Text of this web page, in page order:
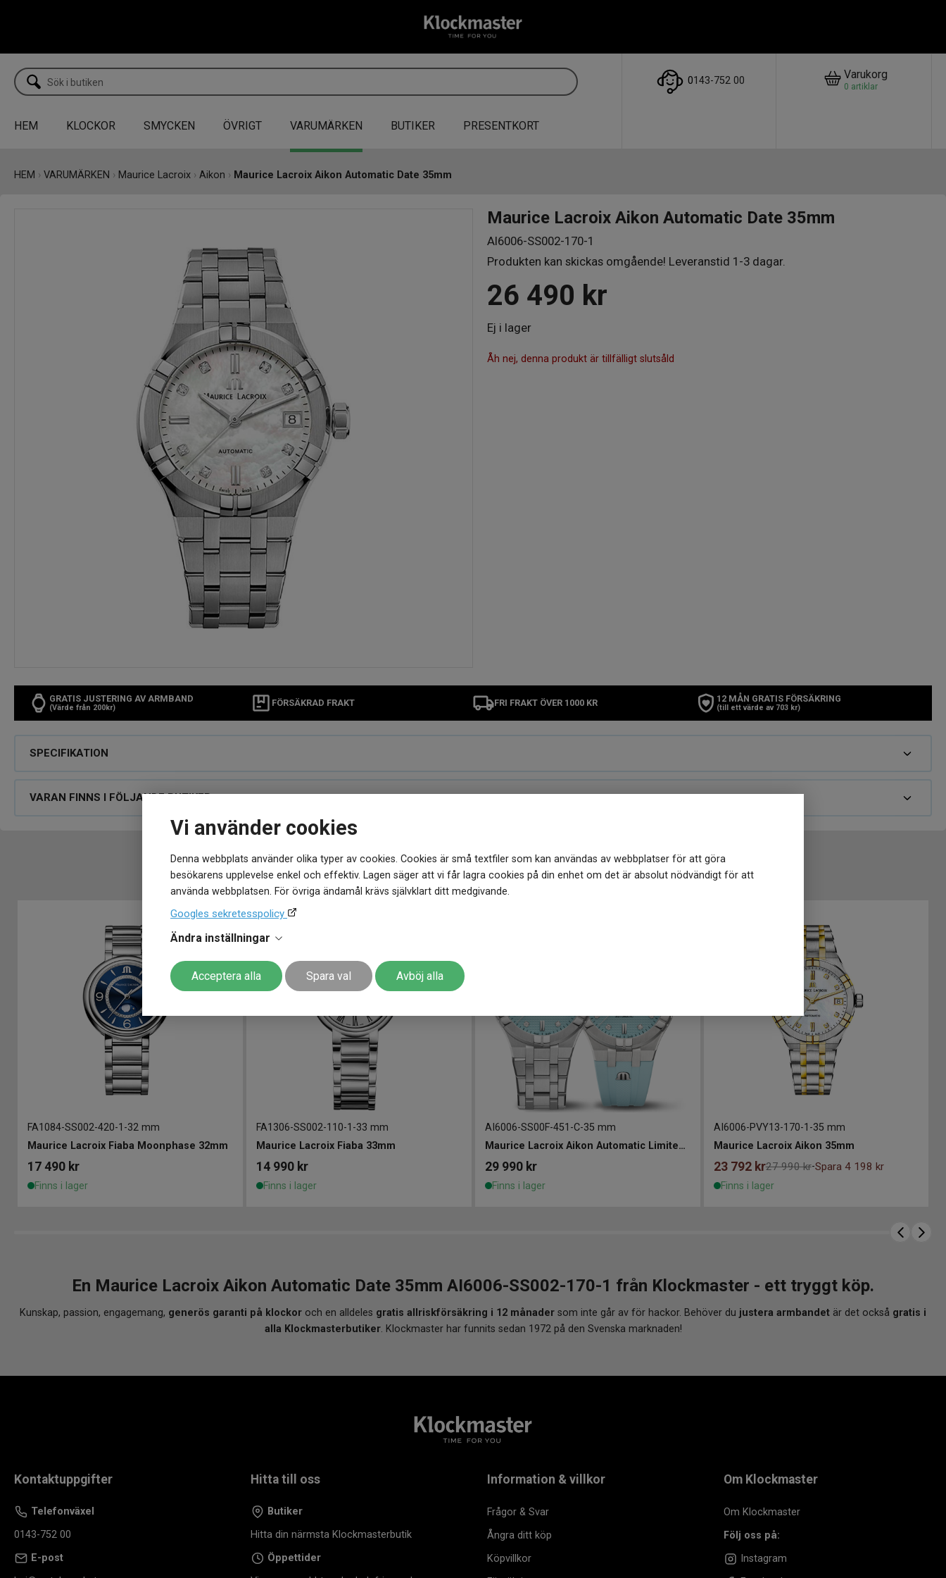
Vi använder cookies
Denna webbplats använder olika typer av cookies. Cookies är små textfiler som kan användas av webbplatser för att göra
besökarens upplevelse enkel och effektiv. Lagen säger att vi får lagra cookies på din enhet om det är absolut nödvändigt för att
använda webbplatsen. För övriga ändamål krävs självklart ditt medgivande.
Googles sekretesspolicy
Ändra inställningar
Acceptera alla Spara val Avböj alla
0143-752 00 Varukorg
0 artiklar
HEM KLOCKOR SMYCKEN ÖVRIGT VARUMÄRKEN BUTIKER PRESENTKORT
HEM › VARUMÄRKEN › Maurice Lacroix › Aikon › Maurice Lacroix Aikon Automatic Date 35mm
Maurice Lacroix Aikon Automatic Date 35mm
AI6006-SS002-170-1
Produkten kan skickas omgående! Leveranstid 1-3 dagar.
26 490 kr
Ej i lager
Åh nej, denna produkt är tillfälligt slutsåld
GRATIS JUSTERING AV ARMBAND
(Värde från 200kr) FÖRSÄKRAD FRAKT FRI FRAKT ÖVER 1000 KR 12 MÅN GRATIS FÖRSÄKRING
(till ett värde av 703 kr)
SPECIFIKATION
VARAN FINNS I FÖLJANDE BUTIKER
MER FRÅN SAMMA VARUMÄRKE
FA1084-SS002-420-1 -32 mm
Maurice Lacroix Fiaba Moonphase 32mm
17 490 kr
Finns i lager
FA1306-SS002-110-1 -33 mm
Maurice Lacroix Fiaba 33mm
14 990 kr
Finns i lager
AI6006-SS00F-451-C-35 mm
Maurice Lacroix Aikon Automatic Limited Summer Edition 35mm
29 990 kr
Finns i lager
AI6006-PVY13-170-1 -35 mm
Maurice Lacroix Aikon 35mm
23 792 kr27 990 kr-Spara 4 198 kr
Finns i lager
En Maurice Lacroix Aikon Automatic Date 35mm AI6006-SS002-170-1 från Klockmaster - ett tryggt köp.
Kunskap, passion, engagemang, generös garanti på klockor och en alldeles gratis allriskförsäkring i 12 månader som inte går av för hackor. Behöver du justera armbandet är det också gratis i
alla Klockmasterbutiker. Klockmaster har funnits sedan 1972 på den Svenska marknaden!
Kontaktuppgifter
Telefonväxel
0143-752 00
E-post
Hitta till oss
Butiker
Hitta din närmsta Klockmasterbutik
Öppettider
Information & villkor
Frågor & Svar
Ångra ditt köp
Köpvillkor
Om Klockmaster
Om Klockmaster
Följ oss på:
Instagram